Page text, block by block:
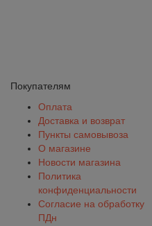
Покупателям
Оплата
Доставка и возврат
Пункты самовывоза
О магазине
Новости магазина
Политика
конфиденциальности
Согласие на обработку
ПДн